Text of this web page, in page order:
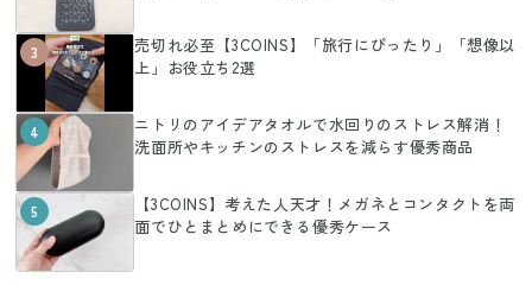
3
売切れ必至【3COINS】「旅行にぴったり」「想像以
上」お役立ち2選
4
ニトリのアイデアタオルで水回りのストレス解消！
洗面所やキッチンのストレスを減らす優秀商品
5
【3COINS】考えた人天才！メガネとコンタクトを両
面でひとまとめにできる優秀ケース